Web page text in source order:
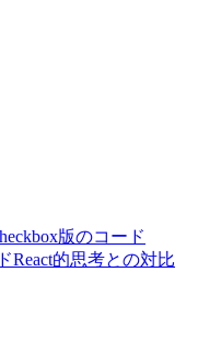
版のコード
React的思考との対比